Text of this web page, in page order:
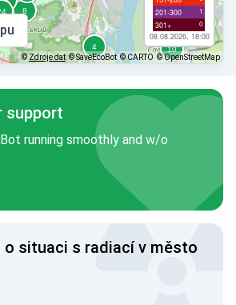
201-300 1
301+ 0
08.08.2026, 18:00
© Zdroje dat © SaveEcoBot © CARTO © OpenStreetMap
support
running smoothly and w/o
o situaci s radiací v město